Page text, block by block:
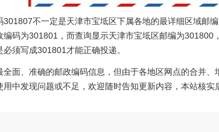
301807不一定是天津市宝坻区下属各地的最详细区域邮
编码为301801，而查询显示天津市宝坻区邮编为
须写成301801才能正确投递。
全面、准确的邮政编码信息，但由于各地区网点的合并
中发现问题或不足，欢迎随时告知更新内容，本站核实